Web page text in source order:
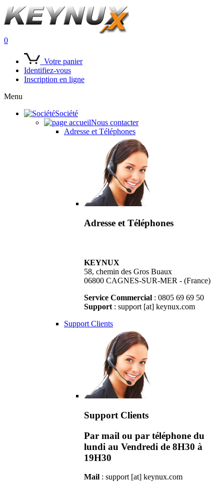
0
Votre panier
Identifiez-vous
Inscription en ligne
Menu
Société
Nous contacter
Adresse et Téléphones
Adresse et Téléphones
KEYNUX
58, chemin des Gros Buaux
06800 CAGNES-SUR-MER - (France)
Service Commercial : 0805 69 69 50
Support : support [at] keynux.com
Support Clients
Support Clients
Par mail ou par téléphone du
lundi au Vendredi de 8H30 à
19H30
Mail : support [at] keynux.com